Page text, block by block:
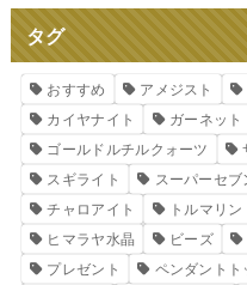
タグ
おすすめ アメジスト
カイヤナイト
ガーネット
ゴールドルチルクォーツ
スギライト
スーパーセブ
チャロアイト
トルマリン
ヒマラヤ水晶
ビーズ
プレゼント
ペンダントト